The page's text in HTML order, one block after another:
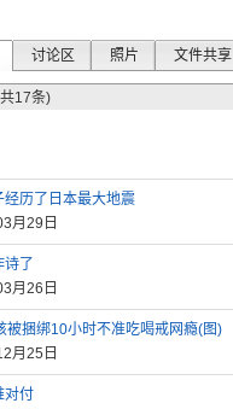
讨论区 照片 文件共享
17条)
经历了日本最大地震
月29日
诗了
月26日
被捆绑10小时不准吃喝戒网瘾(图)
月25日
对付